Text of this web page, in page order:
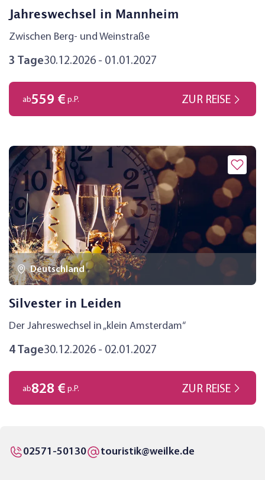
Jahreswechsel in Mannheim
Zwischen Berg- und Weinstraße
3 Tage30.12.2026 - 01.01.2027
ab559 € p.P. ZUR REISE
Deutschland
Silvester in Leiden
Der Jahreswechsel in „klein Amsterdam“
4 Tage30.12.2026 - 02.01.2027
ab828 € p.P. ZUR REISE
02571-50130 touristik@weilke.de